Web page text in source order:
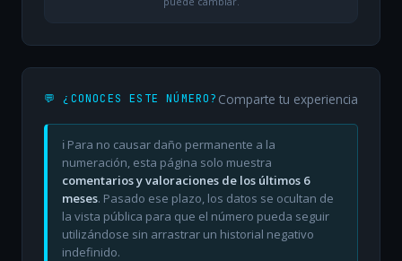
💬 ¿CONOCES ESTE NÚMERO? Comparte tu experiencia
ℹ️ Para no causar daño permanente a la
numeración, esta página solo muestra
comentarios y valoraciones de los últimos 6
meses. Pasado ese plazo, los datos se ocultan de
la vista pública para que el número pueda seguir
utilizándose sin arrastrar un historial negativo
indefinido.